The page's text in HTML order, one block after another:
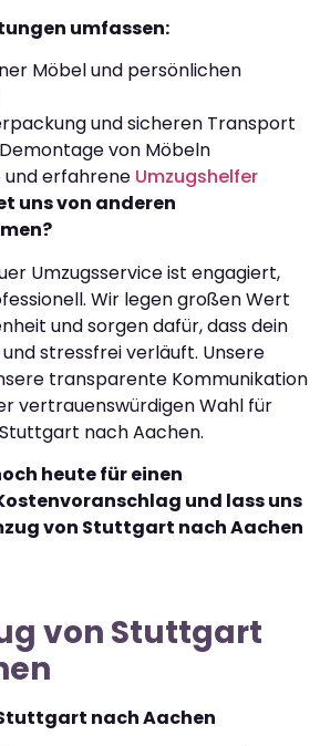
umfassen:
Möbel und persönlichen
und sicheren Transport
von Möbeln
und erfahrene Umzugshelfer
uns von anderen
Umzugsservice ist engagiert,
Wir legen großen Wert
und sorgen dafür, dass dein
stressfrei verläuft. Unsere
transparente Kommunikation
vertrauenswürdigen Wahl für
nach Aachen.
heute für einen
und lass uns
von Stuttgart nach Aachen
von Stuttgart
nach Aachen